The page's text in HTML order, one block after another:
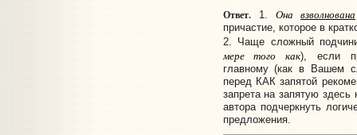
Ответ.1. Она взволнована
причастие, которое в
2. Чаще сложный
мере того как), если
главному (как в Вашем
перед КАК запятой
запрета на запятую
автора подчеркнуть
предложения.